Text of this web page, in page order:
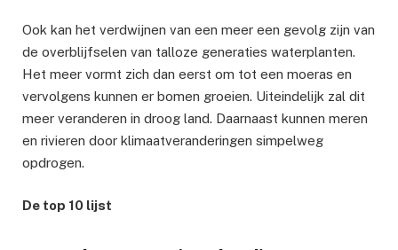
Ook kan het verdwijnen van een meer een gevolg zijn van
de overblijfselen van talloze generaties waterplanten.
Het meer vormt zich dan eerst om tot een moeras en
vervolgens kunnen er bomen groeien. Uiteindelijk zal dit
meer veranderen in droog land. Daarnaast kunnen meren
en rivieren door klimaatveranderingen simpelweg
opdrogen.
De top 10 lijst